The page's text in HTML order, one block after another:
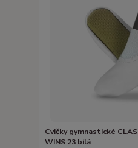
Cvičky gymnastické
WINS 23 bílá